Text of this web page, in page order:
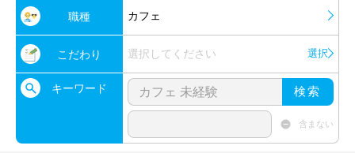
職種 カフェ
こだわり 選択してください 選択
キーワード 検索
含まない